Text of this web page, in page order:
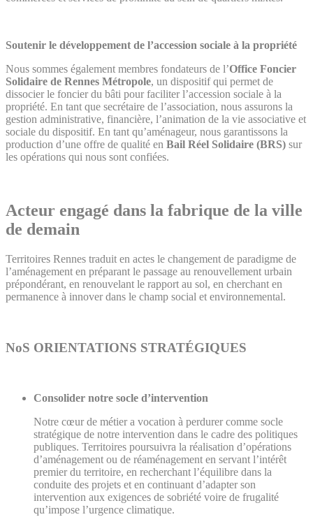
Soutenir le développement de l’accession sociale à la propriété
Nous sommes également membres fondateurs de l’Office Foncier
Solidaire de Rennes Métropole, un dispositif qui permet de
dissocier le foncier du bâti pour faciliter l’accession sociale à la
propriété. En tant que secrétaire de l’association, nous assurons la
gestion administrative, financière, l’animation de la vie associative et
sociale du dispositif. En tant qu’aménageur, nous garantissons la
production d’une offre de qualité en Bail Réel Solidaire (BRS) sur
les opérations qui nous sont confiées.
Acteur engagé dans la fabrique de la ville
de demain
Territoires Rennes traduit en actes le changement de paradigme de
l’aménagement en préparant le passage au renouvellement urbain
prépondérant, en renouvelant le rapport au sol, en cherchant en
permanence à innover dans le champ social et environnemental.
NoS ORIENTATIONS STRATÉGIQUES
Consolider notre socle d’intervention
Notre cœur de métier a vocation à perdurer comme socle
stratégique de notre intervention dans le cadre des politiques
publiques. Territoires poursuivra la réalisation d’opérations
d’aménagement ou de réaménagement en servant l’intérêt
premier du territoire, en recherchant l’équilibre dans la
conduite des projets et en continuant d’adapter son
intervention aux exigences de sobriété voire de frugalité
qu’impose l’urgence climatique.